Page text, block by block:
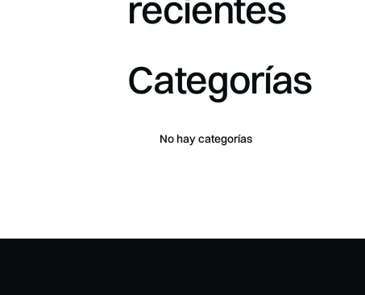
Categorías
No hay categorías